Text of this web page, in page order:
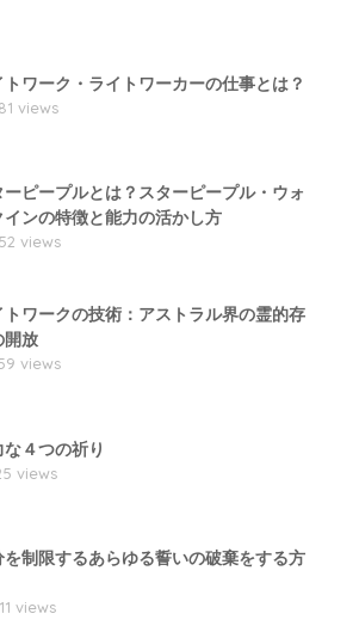
トワーク・ライトワーカーの仕事とは？
views
ーピープルとは？スターピープル・ウォ
インの特徴と能力の活かし方
views
トワークの技術：アストラル界の霊的存
開放
views
な４つの祈り
views
を制限するあらゆる誓いの破棄をする方
views